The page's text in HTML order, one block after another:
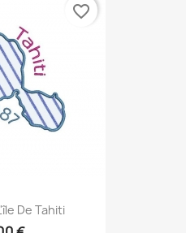
De Tahiti
favorite_border